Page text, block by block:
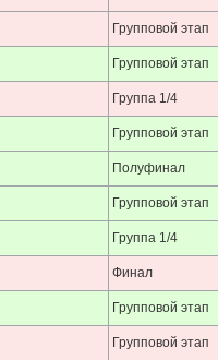
Групповой этап
Групповой этап
Группа 1/4
Групповой этап
Полуфинал
Групповой этап
Группа 1/4
Финал
Групповой этап
Групповой этап